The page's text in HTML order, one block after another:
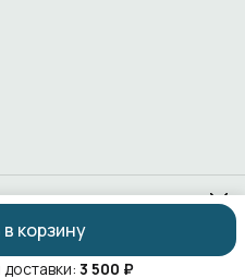
корзину
3 500 ₽
Победы, 338
РеквизитыОферта